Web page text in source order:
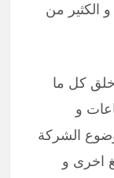
الكثير من
كل ما
و
الشركة
اخرى و